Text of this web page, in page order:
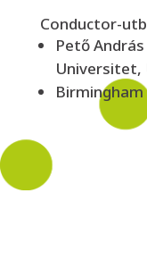
Conductor-
Pető
Universitet,